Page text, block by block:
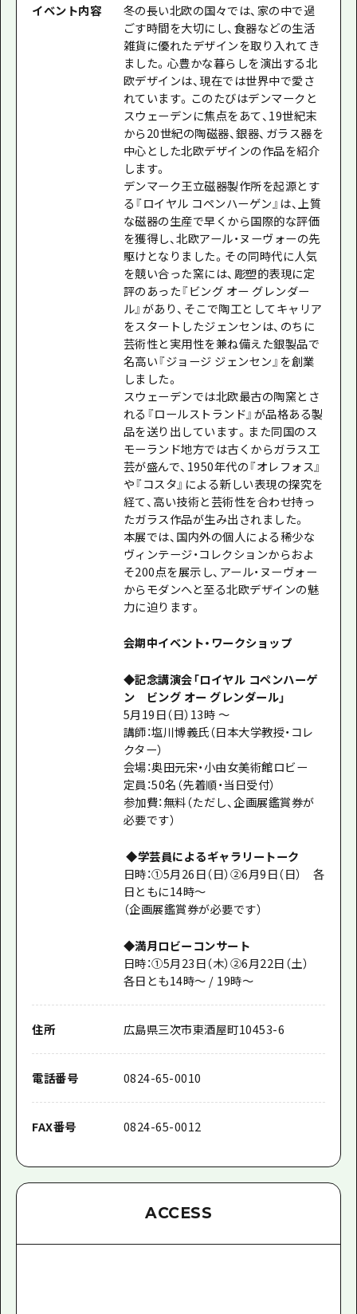
イベント内容
冬の長い北欧の国々では、家の中で過
ごす時間を大切にし、食器などの生活
雑貨に優れたデザインを取り入れてき
ました。心豊かな暮らしを演出する北
欧デザインは、現在では世界中で愛さ
れています。このたびはデンマークと
スウェーデンに焦点をあて、19世紀末
から20世紀の陶磁器、銀器、ガラス器を
中心とした北欧デザインの作品を紹介
します。
デンマーク王立磁器製作所を起源とす
る『ロイヤル コペンハーゲン』は、上質
な磁器の生産で早くから国際的な評価
を獲得し、北欧アール・ヌーヴォーの先
駆けとなりました。その同時代に人気
を競い合った窯には、彫塑的表現に定
評のあった『ビング オー グレンダー
ル』があり、そこで陶工としてキャリア
をスタートしたジェンセンは、のちに
芸術性と実用性を兼ね備えた銀製品で
名高い『ジョージ ジェンセン』を創業
しました。
スウェーデンでは北欧最古の陶窯とさ
れる『ロールストランド』が品格ある製
品を送り出しています。また同国のス
モーランド地方では古くからガラス工
芸が盛んで、1950年代の『オレフォス』
や『コスタ』による新しい表現の探究を
経て、高い技術と芸術性を合わせ持っ
たガラス作品が生み出されました。
本展では、国内外の個人による稀少な
ヴィンテージ・コレクションからおよ
そ200点を展示し、アール・ヌーヴォー
からモダンへと至る北欧デザインの魅
力に迫ります。
会期中イベント・ワークショップ
◆記念講演会「ロイヤル コペンハーゲ
ン ビング オー グレンダール」
5月19日（日）13時 ～
講師：塩川博義氏（日本大学教授・コレ
クター）
会場：奥田元宋・小由女美術館ロビー
定員：50名（先着順・当日受付）
参加費：無料（ただし、企画展鑑賞券が
必要です）
◆学芸員によるギャラリートーク
日時：①5月26日（日）②6月9日（日） 各
日ともに14時～
（企画展鑑賞券が必要です）
◆満月ロビーコンサート
日時：①5月23日（木）②6月22日（土）
各日とも14時～ / 19時～
住所 広島県三次市東酒屋町10453-6
電話番号 0824-65-0010
FAX番号 0824-65-0012
ACCESS